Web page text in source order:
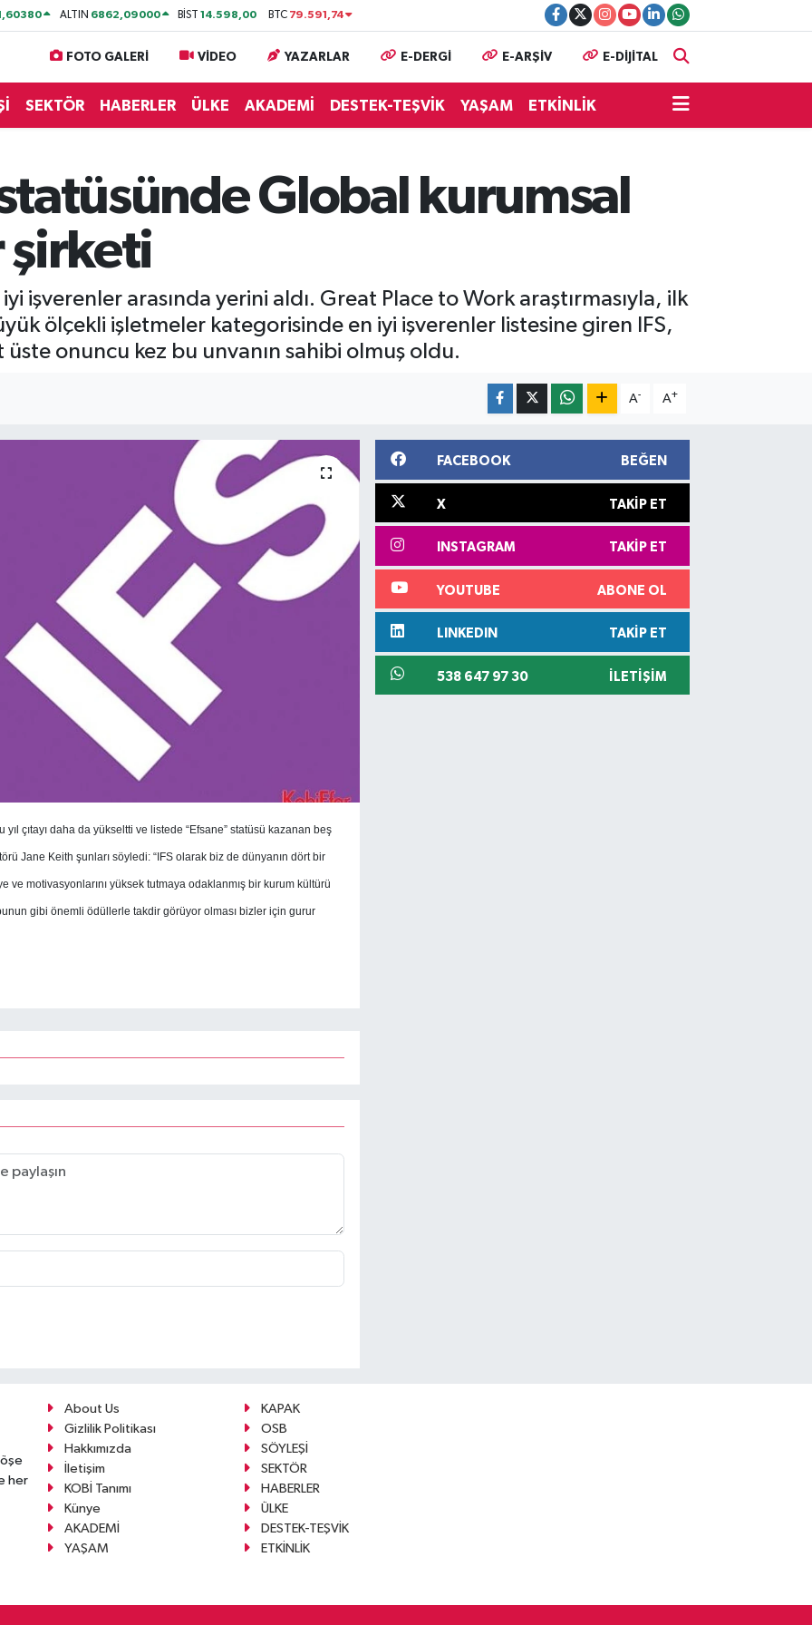
ALTIN 6862,09000 BİST14.598,00 BTC 79.591,74
FOTO GALERİ VİDEO YAZARLAR E-DERGİ E-ARŞİV E-DİJİTAL
SEKTÖR HABERLER ÜLKE AKADEMİ DESTEK-TEŞVİK YAŞAM ETKİNLİK
statüsünde Global kurumsal
şirketi
iyi işverenler arasında yerini aldı. Great Place to Work araştırmasıyla, ilk
ölçekli işletmeler kategorisinde en iyi işverenler listesine giren IFS,
üste onuncu kez bu unvanın sahibi olmuş oldu.
A- A+
yıl çıtayı daha da yükseltti ve listede “Efsane” statüsü kazanan beş
Jane Keith şunları söyledi: “IFS olarak biz de dünyanın dört bir
ve motivasyonlarını yüksek tutmaya odaklanmış bir kurum kültürü
gibi önemli ödüllerle takdir görüyor olması bizler için gurur
FACEBOOK BEĞEN
X TAKIP ET
INSTAGRAM TAKIP ET
YOUTUBE ABONE OL
LINKEDIN TAKIP ET
538 647 97 30 İLETIŞIM
her
About Us
KAPAK
Gizlilik Politikası
OSB
Hakkımızda
SÖYLEŞİ
İletişim
SEKTÖR
KOBİ Tanımı
HABERLER
Künye
ÜLKE
AKADEMİ
DESTEK-TEŞVİK
YAŞAM
ETKİNLİK